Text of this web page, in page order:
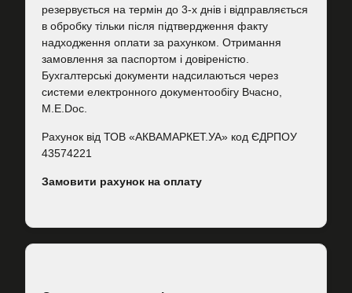
резервується на термін до 3-х днів і відправляється
в обробку тільки після підтвердження факту
надходження оплати за рахунком. Отримання
замовлення за паспортом і довіреністю.
Бухгалтерські документи надсилаються через
системи електронного документообігу Вчасно,
M.E.Doc.
Рахунок від ТОВ «АКВАМАРКЕТ.УА» код ЄДРПОУ
43574221
Замовити рахунок на оплату